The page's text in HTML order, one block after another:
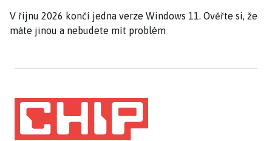
V říjnu 2026 končí jedna verze Windows 11. Ověřte si, že
máte jinou a nebudete mít problém